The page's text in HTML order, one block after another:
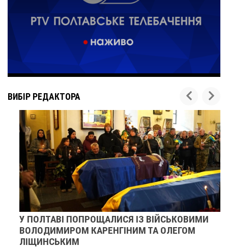
ВИБІР РЕДАКТОРА
У ПОЛТАВІ ПОПРОЩАЛИСЯ ІЗ ВІЙСЬКОВИМИ
ВОЛОДИМИРОМ КАРЕНГІНИМ ТА ОЛЕГОМ
ЛІЩИНСЬКИМ